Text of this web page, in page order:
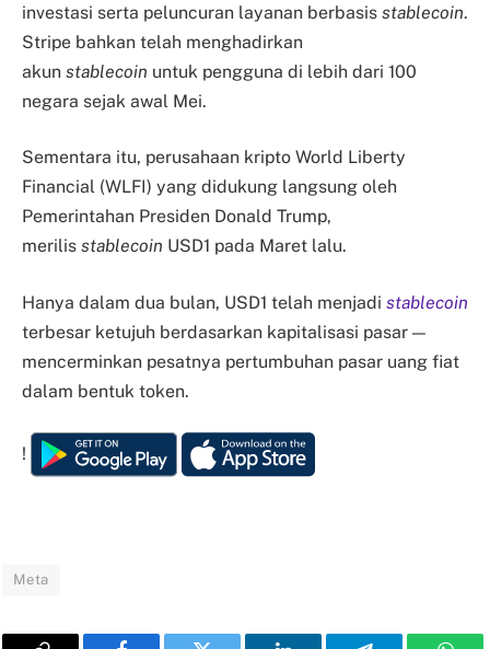
investasi serta peluncuran layanan berbasis stablecoin.
Stripe bahkan telah menghadirkan
akun stablecoin untuk pengguna di lebih dari 100
negara sejak awal Mei.
Sementara itu, perusahaan kripto World Liberty
Financial (WLFI) yang didukung langsung oleh
Pemerintahan Presiden Donald Trump,
merilis stablecoin USD1 pada Maret lalu.
Hanya dalam dua bulan, USD1 telah menjadi stablecoin
terbesar ketujuh berdasarkan kapitalisasi pasar —
mencerminkan pesatnya pertumbuhan pasar uang fiat
dalam bentuk token.
!
Meta